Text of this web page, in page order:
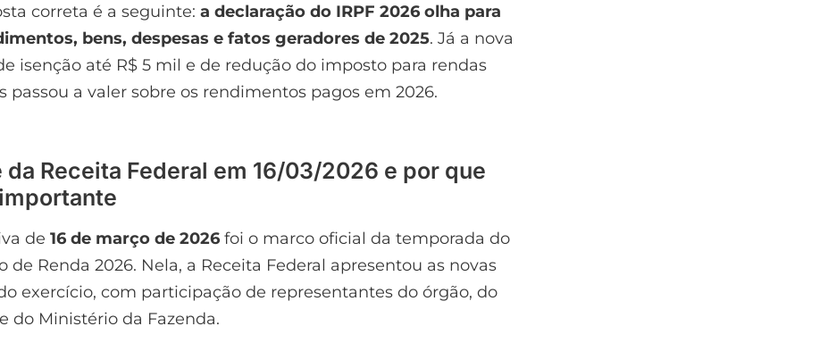
correta é a seguinte: a declaração do IRPF 2026 olha para
bens, despesas e fatos geradores de 2025. Já a nova
isenção até R$ 5 mil e de redução do imposto para rendas
passou a valer sobre os rendimentos pagos em 2026.
da Receita Federal em 16/03/2026 e por que
de 16 de março de 2026 foi o marco oficial da temporada do
de Renda 2026. Nela, a Receita Federal apresentou as novas
exercício, com participação de representantes do órgão, do
do Ministério da Fazenda.